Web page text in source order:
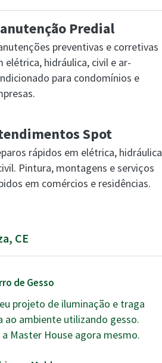
Predial
preventivas e corretivas
elétrica, hidráulica, civil e ar-
para condomínios e
Spot
rápidos em elétrica, hidráulica
Pintura, montagens e serviços
em comércios e residências.
CE
de Gesso
projeto de iluminação e traga
ao ambiente utilizando gesso.
Master House agora mesmo.